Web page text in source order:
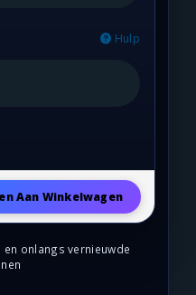
Hulp
Aan Winkelwagen
onlangs vernieuwde